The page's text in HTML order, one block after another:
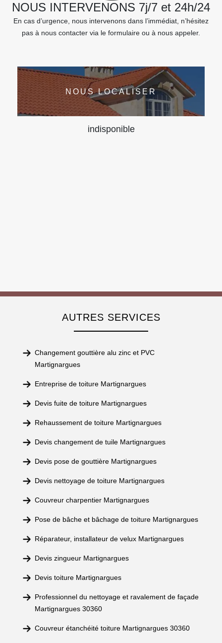
NOUS INTERVENONS 7j/7 et 24h/24
En cas d’urgence, nous intervenons dans l’immédiat, n’hésitez
pas à nous contacter via le formulaire ou à nous appeler.
NOUS LOCALISER
indisponible
AUTRES SERVICES
Changement gouttière alu zinc et PVC
Martignargues
Entreprise de toiture Martignargues
Devis fuite de toiture Martignargues
Rehaussement de toiture Martignargues
Devis changement de tuile Martignargues
Devis pose de gouttière Martignargues
Devis nettoyage de toiture Martignargues
Couvreur charpentier Martignargues
Pose de bâche et bâchage de toiture Martignargues
Réparateur, installateur de velux Martignargues
Devis zingueur Martignargues
Devis toiture Martignargues
Professionnel du nettoyage et ravalement de façade
Martignargues 30360
Couvreur étanchéité toiture Martignargues 30360